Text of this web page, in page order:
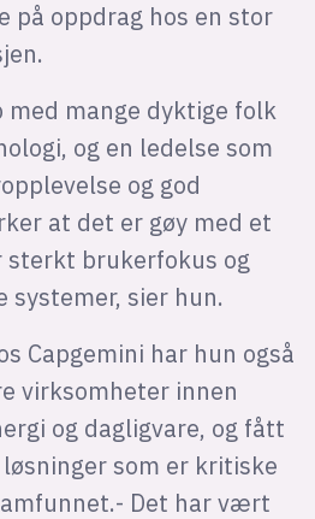
på oppdrag hos en stor
med mange dyktige folk
og en ledelse som
og god
at det er gøy med et
sterkt brukerfokus og
systemer, sier hun.
Capgemini har hun også
virksomheter innen
og dagligvare, og fått
som er kritiske
Det har vært